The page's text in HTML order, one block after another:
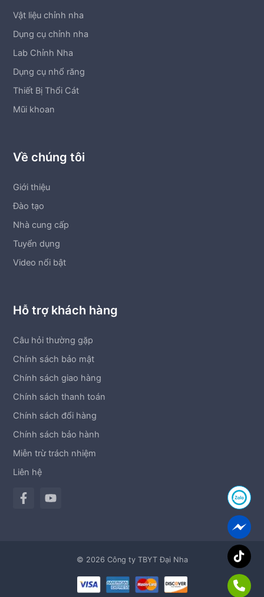
Vật liệu chỉnh nha
Dụng cụ chỉnh nha
Lab Chỉnh Nha
Dụng cụ nhổ răng
Thiết Bị Thổi Cát
Mũi khoan
Về chúng tôi
Giới thiệu
Đào tạo
Nhà cung cấp
Tuyển dụng
Video nổi bật
Hỗ trợ khách hàng
Câu hỏi thường gặp
Chính sách bảo mật
Chính sách giao hàng
Chính sách thanh toán
Chính sách đổi hàng
Chính sách bảo hành
Miễn trừ trách nhiệm
Liên hệ
© 2026 Công ty TBYT Đại Nha